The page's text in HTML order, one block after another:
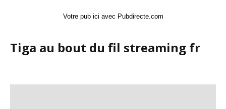
Votre pub ici avec Pubdirecte.com
Tiga au bout du fil streaming fr